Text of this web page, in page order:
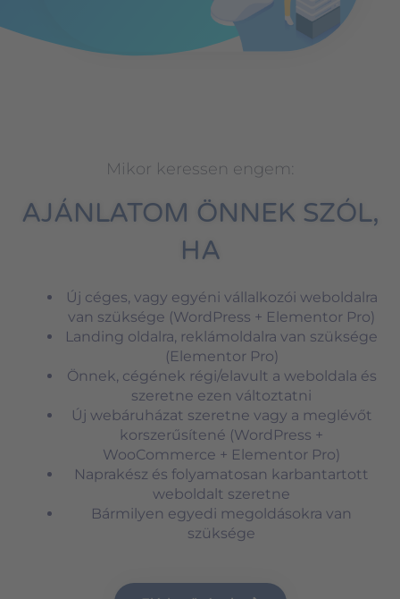
Mikor keressen engem:
AJÁNLATOM ÖNNEK SZÓL,
HA
Új céges, vagy egyéni vállalkozói weboldalra
van szüksége (WordPress + Elementor Pro)
Landing oldalra, reklámoldalra van szüksége
(Elementor Pro)
Önnek, cégének régi/elavult a weboldala és
szeretne ezen változtatni
Új webáruházat szeretne vagy a meglévőt
korszerűsítené (WordPress +
WooCommerce + Elementor Pro)
Naprakész és folyamatosan karbantartott
weboldalt szeretne
Bármilyen egyedi megoldásokra van
szüksége